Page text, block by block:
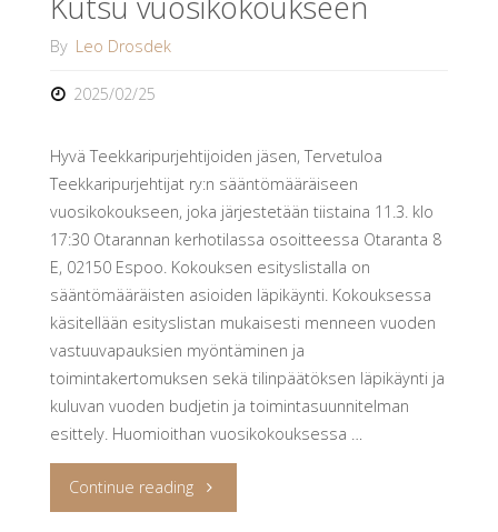
By Leo Drosdek
2025/02/25
Hyvä Teekkaripurjehtijoiden jäsen, Tervetuloa
Teekkaripurjehtijat ry:n sääntömääräiseen
vuosikokoukseen, joka järjestetään tiistaina 11.3. klo
17:30 Otarannan kerhotilassa osoitteessa Otaranta 8
E, 02150 Espoo. Kokouksen esityslistalla on
sääntömääräisten asioiden läpikäynti. Kokouksessa
käsitellään esityslistan mukaisesti menneen vuoden
vastuuvapauksien myöntäminen ja
toimintakertomuksen sekä tilinpäätöksen läpikäynti ja
kuluvan vuoden budjetin ja toimintasuunnitelman
esittely. Huomioithan vuosikokouksessa …
Continue reading"Kutsu